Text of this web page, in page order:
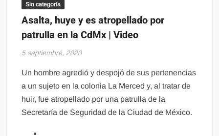
Sin categoría
Asalta, huye y es atropellado por
patrulla en la CdMx | Video
5 septiembre, 2020
Un hombre agredió y despojó de sus pertenencias
a un sujeto en la colonia La Merced y, al tratar de
huir, fue atropellado por una patrulla de la
Secretaría de Seguridad de la Ciudad de México.